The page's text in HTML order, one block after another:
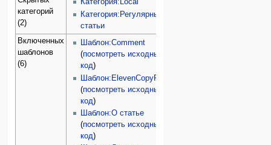
категорий
(2)
Категория:Local
Категория:Регулярные
статьи
Включенных
шаблонов
(6)
Шаблон:Comment
(посмотреть исходный
код)
Шаблон:ElevenCopyRight
(посмотреть исходный
код)
Шаблон:О статье
(посмотреть исходный
код)